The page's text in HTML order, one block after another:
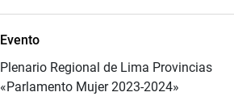
Evento
Plenario Regional de Lima Provincias
«Parlamento Mujer 2023-2024»